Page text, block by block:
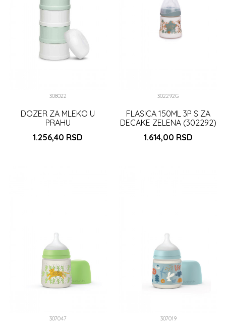
308022
DOZER ZA MLEKO U
PRAHU
1.256,40 RSD
302292G
FLASICA 150ML 3P S ZA
DECAKE ZELENA (302292)
1.614,00 RSD
307047 307019